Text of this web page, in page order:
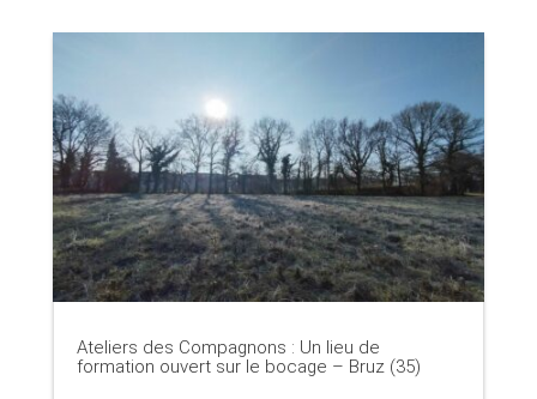
Ateliers des Compagnons : Un lieu de
formation ouvert sur le bocage – Bruz (35)